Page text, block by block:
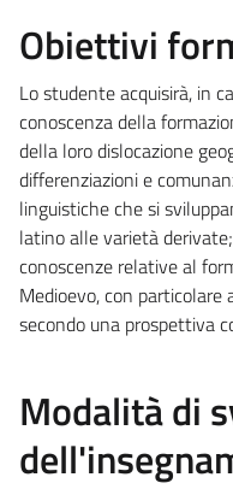
Obiettivi
Lo studente acquisirà, in
conoscenza della
della loro dislocazione
differenziazioni e
linguistiche che si
latino alle varietà
conoscenze relative al
Medioevo, con
secondo una prospettiva
Modalità di